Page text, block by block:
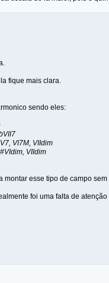
fique mais clara.
sendo eles:
VI7M, VIIdim
VIIdim
esse tipo de campo
foi uma falta de